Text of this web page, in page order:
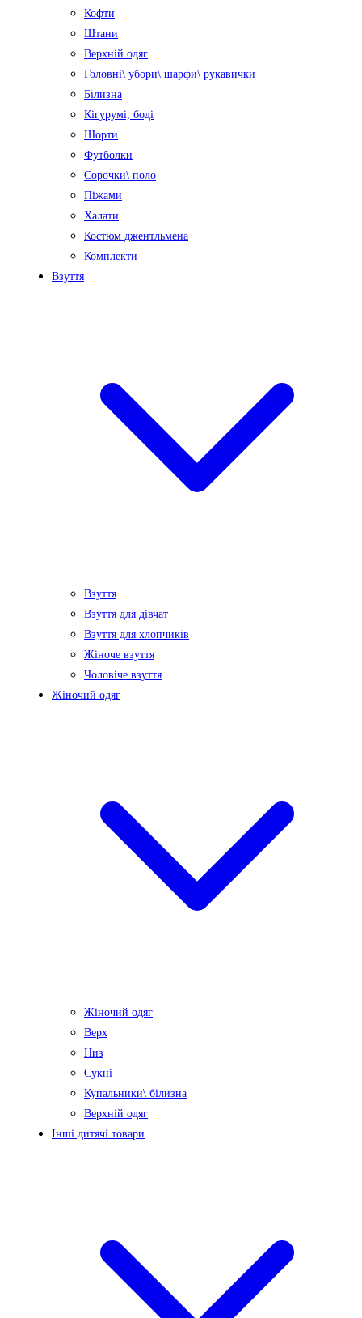
Кофти
Штани
Верхній одяг
Головні\ убори\ шарфи\ рукавички
Білизна
Кігурумі, боді
Шорти
Футболки
Сорочки\ поло
Піжами
Халати
Костюм джентльмена
Комплекти
Взуття
Взуття
Взуття для дівчат
Взуття для хлопчиків
Жіноче взуття
Чоловіче взуття
Жіночий одяг
Жіночий одяг
Верх
Низ
Сукні
Купальники\ білизна
Верхній одяг
Інші дитячі товари